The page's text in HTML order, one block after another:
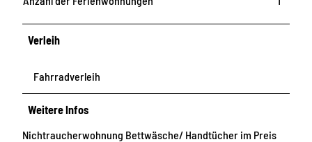
Verleih
Fahrradverleih
Weitere Infos
Nichtraucherwohnung Bettwäsche/ Handtücher im Preis